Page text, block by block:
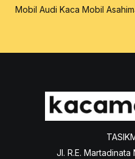
Mobil Audi Kaca Mobil
Jl. R.E. Martadinata